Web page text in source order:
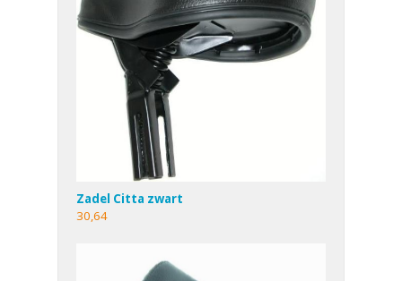
Zadel Citta zwart
30,64